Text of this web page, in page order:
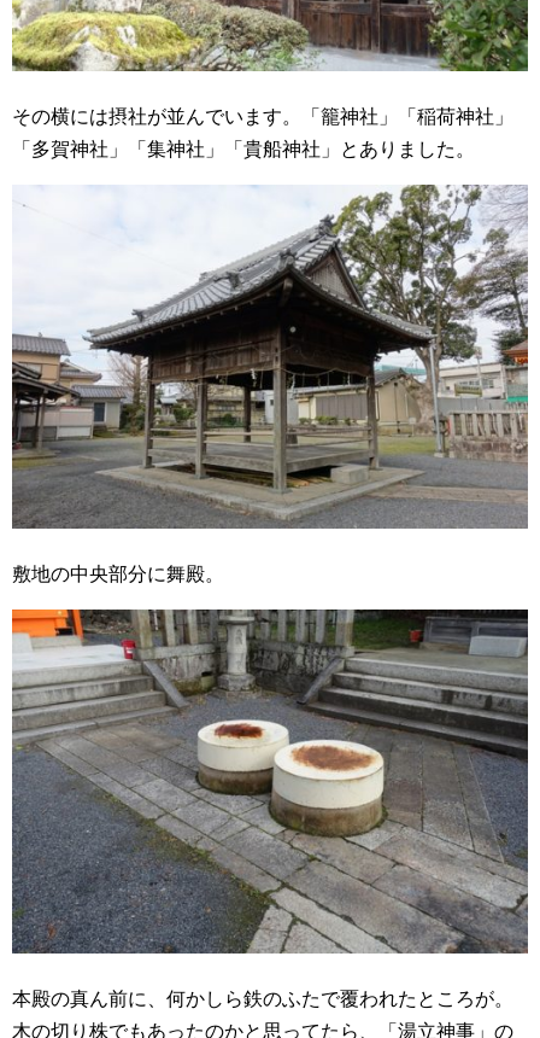
その横には摂社が並んでいます。「籠神社」「稲荷神社」
「多賀神社」「集神社」「貴船神社」とありました。
敷地の中央部分に舞殿。
本殿の真ん前に、何かしら鉄のふたで覆われたところが。
木の切り株でもあったのかと思ってたら、「湯立神事」の